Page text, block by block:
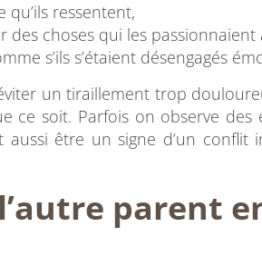
ressentent,
des choses qui les passionnaient
s’ils s’étaient désengagés
un tiraillement trop
soit. Parfois on observe des
aussi être un signe d’un conflit
parent